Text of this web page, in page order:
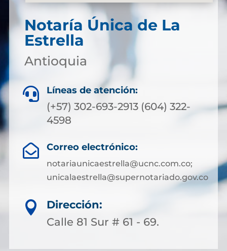
Notaría Única de La
Estrella
Antioquia
 Líneas de atención:
(+57) 302-693-2913 (604) 322-
4598
 Correo electrónico:
notariaunicaestrella@ucnc.com.co;
unicalaestrella@supernotariado.gov.co

Dirección:
Calle 81 Sur # 61 - 69.